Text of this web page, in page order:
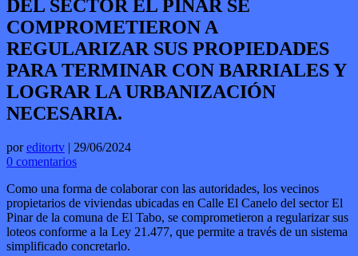
DEL SECTOR EL PINAR SE
COMPROMETIERON A
REGULARIZAR SUS PROPIEDADES
PARA TERMINAR CON BARRIALES Y
LOGRAR LA URBANIZACIÓN
NECESARIA.
poreditortv | 29/06/2024
0 comentarios
Como una forma de colaborar con las autoridades, los vecinos
propietarios de viviendas ubicadas en Calle El Canelo del sector El
Pinar de la comuna de El Tabo, se comprometieron a regularizar sus
loteos conforme a la Ley 21.477, que permite a través de un sistema
simplificado concretarlo.